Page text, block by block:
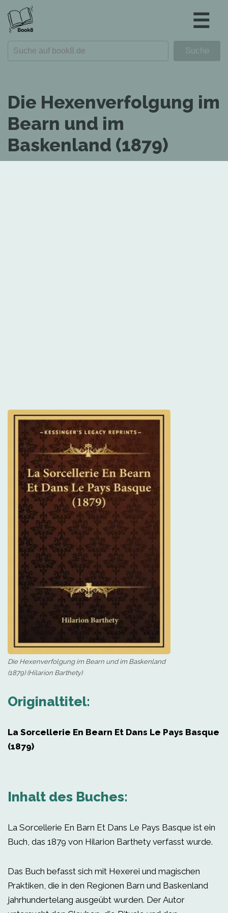
☰
Die Hexenverfolgung im
Bearn und im
Baskenland (1879)
Die Hexenverfolgung im Bearn und im Baskenland
(1879) (Hilarion Barthety)
Originaltitel:
La Sorcellerie En Bearn Et Dans Le Pays Basque
(1879)
Inhalt des Buches:
La Sorcellerie En Barn Et Dans Le Pays Basque ist ein
Buch, das 1879 von Hilarion Barthety verfasst wurde.
Das Buch befasst sich mit Hexerei und magischen
Praktiken, die in den Regionen Barn und Baskenland
jahrhundertelang ausgeübt wurden. Der Autor